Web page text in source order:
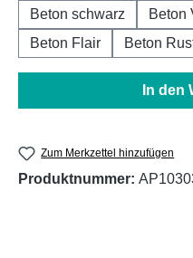
Beton schwarz
Beton
Beton Flair
Beton
In den
Zum Merkzettel hinzufügen
Produktnummer: